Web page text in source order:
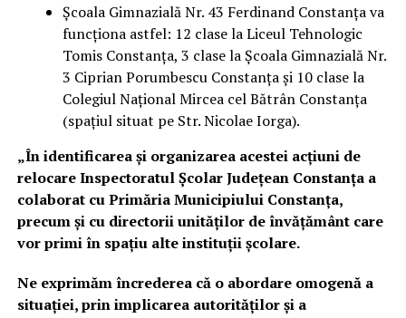
Școala Gimnazială Nr. 43 Ferdinand Constanța va
funcționa astfel: 12 clase la Liceul Tehnologic
Tomis Constanța, 3 clase la Școala Gimnazială Nr.
3 Ciprian Porumbescu Constanța și 10 clase la
Colegiul Național Mircea cel Bătrân Constanța
(spațiul situat pe Str. Nicolae Iorga).
„În identificarea și organizarea acestei acțiuni de
relocare Inspectoratul Școlar Județean Constanța a
colaborat cu Primăria Municipiului Constanța,
precum și cu directorii unităților de învățământ care
vor primi în spațiu alte instituții școlare.
Ne exprimăm încrederea că o abordare omogenă a
situației, prin implicarea autorităților și a